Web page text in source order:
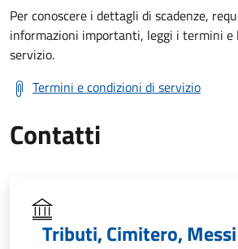
Per conoscere i dettagli di scadenze,
informazioni importanti, leggi i termini e
servizio.
Termini e condizioni di servizio
Contatti
Tributi, Cimitero, Messi